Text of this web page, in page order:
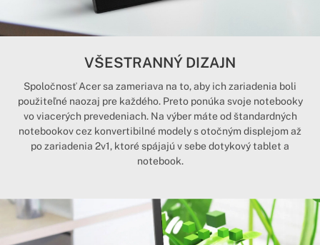
VŠESTRANNÝ DIZAJN
Spoločnosť Acer sa zameriava na to, aby ich zariadenia boli
použiteľné naozaj pre každého. Preto ponúka svoje notebooky
vo viacerých prevedeniach. Na výber máte od štandardných
notebookov cez konvertibilné modely s otočným displejom až
po zariadenia 2v1, ktoré spájajú v sebe dotykový tablet a
notebook.